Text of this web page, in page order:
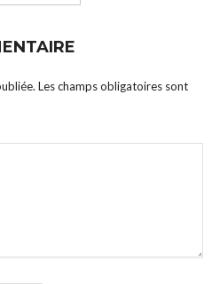
Les champs obligatoires sont